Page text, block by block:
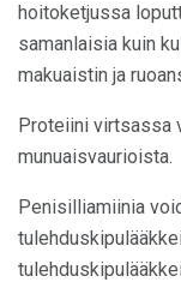
hoitoketjussa
samanlaisia ​​kuin
makuaistin ja
Proteiini virtsassa
munuaisvaurioista.
Penisilliamiinia